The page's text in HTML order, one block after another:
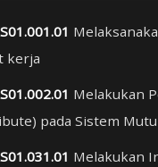
kerja
Melakukan
pada Sistem Mutu
Melakukan